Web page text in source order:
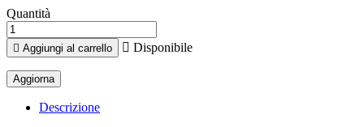
Quantità
 Aggiungi al carrello  Disponibile
Descrizione